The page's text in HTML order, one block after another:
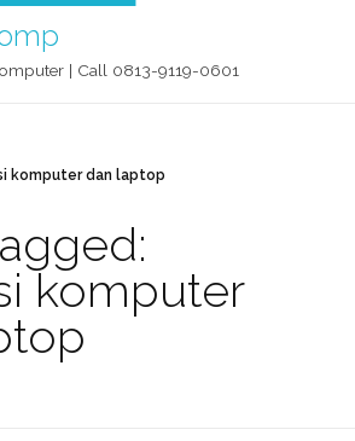
| Call 0813-9119-0601
komputer dan laptop
komputer